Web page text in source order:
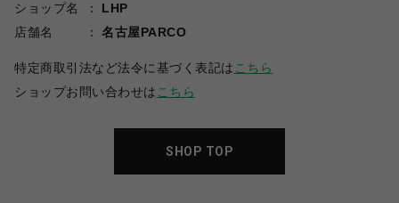
ショップ名
LHP
店舗名
名古屋PARCO
特定商取引法など法令に基づく表記は こちら
ショップお問い合わせは こちら
SHOP TOP